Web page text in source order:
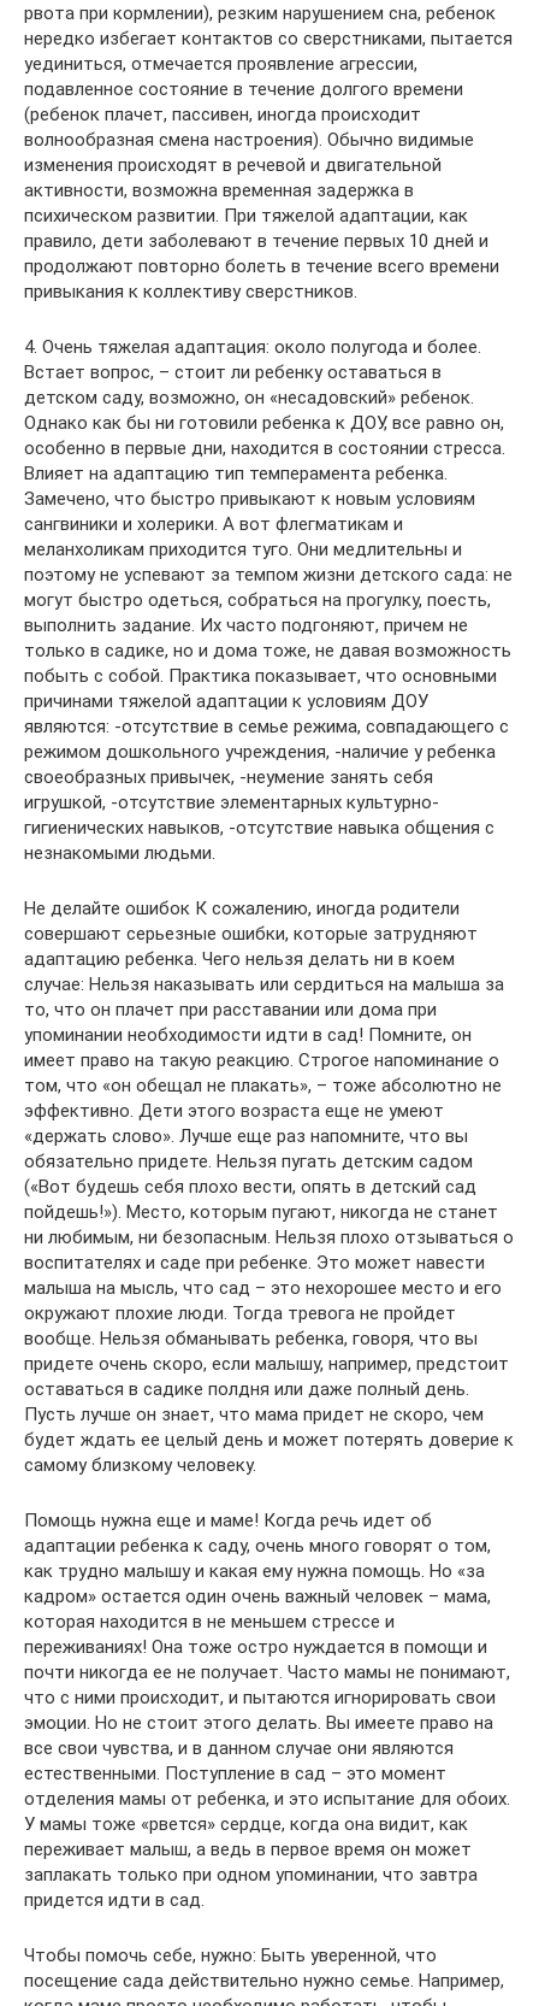
рвота при кормлении), резким нарушением сна, ребенок
нередко избегает контактов со сверстниками, пытается
уединиться, отмечается проявление агрессии,
подавленное состояние в течение долгого времени
(ребенок плачет, пассивен, иногда происходит
волнообразная смена настроения). Обычно видимые
изменения происходят в речевой и двигательной
активности, возможна временная задержка в
психическом развитии. При тяжелой адаптации, как
правило, дети заболевают в течение первых 10 дней и
продолжают повторно болеть в течение всего времени
привыкания к коллективу сверстников.
4. Очень тяжелая адаптация: около полугода и более.
Встает вопрос, – стоит ли ребенку оставаться в
детском саду, возможно, он «несадовский» ребенок.
Однако как бы ни готовили ребенка к ДОУ, все равно он,
особенно в первые дни, находится в состоянии стресса.
Влияет на адаптацию тип темперамента ребенка.
Замечено, что быстро привыкают к новым условиям
сангвиники и холерики. А вот флегматикам и
меланхоликам приходится туго. Они медлительны и
поэтому не успевают за темпом жизни детского сада: не
могут быстро одеться, собраться на прогулку, поесть,
выполнить задание. Их часто подгоняют, причем не
только в садике, но и дома тоже, не давая возможность
побыть с собой. Практика показывает, что основными
причинами тяжелой адаптации к условиям ДОУ
являются: -отсутствие в семье режима, совпадающего с
режимом дошкольного учреждения, -наличие у ребенка
своеобразных привычек, -неумение занять себя
игрушкой, -отсутствие элементарных культурно-
гигиенических навыков, -отсутствие навыка общения с
незнакомыми людьми.
Не делайте ошибок К сожалению, иногда родители
совершают серьезные ошибки, которые затрудняют
адаптацию ребенка. Чего нельзя делать ни в коем
случае: Нельзя наказывать или сердиться на малыша за
то, что он плачет при расставании или дома при
упоминании необходимости идти в сад! Помните, он
имеет право на такую реакцию. Строгое напоминание о
том, что «он обещал не плакать», – тоже абсолютно не
эффективно. Дети этого возраста еще не умеют
«держать слово». Лучше еще раз напомните, что вы
обязательно придете. Нельзя пугать детским садом
(«Вот будешь себя плохо вести, опять в детский сад
пойдешь!»). Место, которым пугают, никогда не станет
ни любимым, ни безопасным. Нельзя плохо отзываться о
воспитателях и саде при ребенке. Это может навести
малыша на мысль, что сад – это нехорошее место и его
окружают плохие люди. Тогда тревога не пройдет
вообще. Нельзя обманывать ребенка, говоря, что вы
придете очень скоро, если малышу, например, предстоит
оставаться в садике полдня или даже полный день.
Пусть лучше он знает, что мама придет не скоро, чем
будет ждать ее целый день и может потерять доверие к
самому близкому человеку.
Помощь нужна еще и маме! Когда речь идет об
адаптации ребенка к саду, очень много говорят о том,
как трудно малышу и какая ему нужна помощь. Но «за
кадром» остается один очень важный человек – мама,
которая находится в не меньшем стрессе и
переживаниях! Она тоже остро нуждается в помощи и
почти никогда ее не получает. Часто мамы не понимают,
что с ними происходит, и пытаются игнорировать свои
эмоции. Но не стоит этого делать. Вы имеете право на
все свои чувства, и в данном случае они являются
естественными. Поступление в сад – это момент
отделения мамы от ребенка, и это испытание для обоих.
У мамы тоже «рвется» сердце, когда она видит, как
переживает малыш, а ведь в первое время он может
заплакать только при одном упоминании, что завтра
придется идти в сад.
Чтобы помочь себе, нужно: Быть уверенной, что
посещение сада действительно нужно семье. Например,